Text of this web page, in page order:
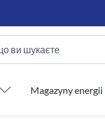
ви шукаєте
Magazyny energii